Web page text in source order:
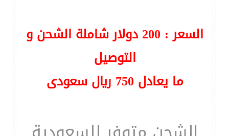
السعر : 200 دولار شاملة الشحن و
التوصيل
ما يعادل 750 ريال سعودى